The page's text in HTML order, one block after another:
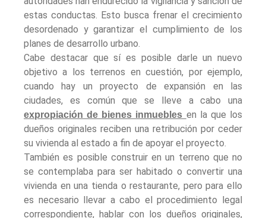
estas conductas. Esto busca frenar el crecimiento
desordenado y garantizar el cumplimiento de los
planes de desarrollo urbano.
Cabe destacar que sí es posible darle un nuevo
objetivo a los terrenos en cuestión, por ejemplo,
cuando hay un proyecto de expansión en las
ciudades, es común que se lleve a cabo una
expropiación de bienes inmuebles en la que los
dueños originales reciben una retribución por ceder
su vivienda al estado a fin de apoyar el proyecto.
También es posible construir en un terreno que no
se contemplaba para ser habitado o convertir una
vivienda en una tienda o restaurante, pero para ello
es necesario llevar a cabo el procedimiento legal
correspondiente, hablar con los dueños originales,